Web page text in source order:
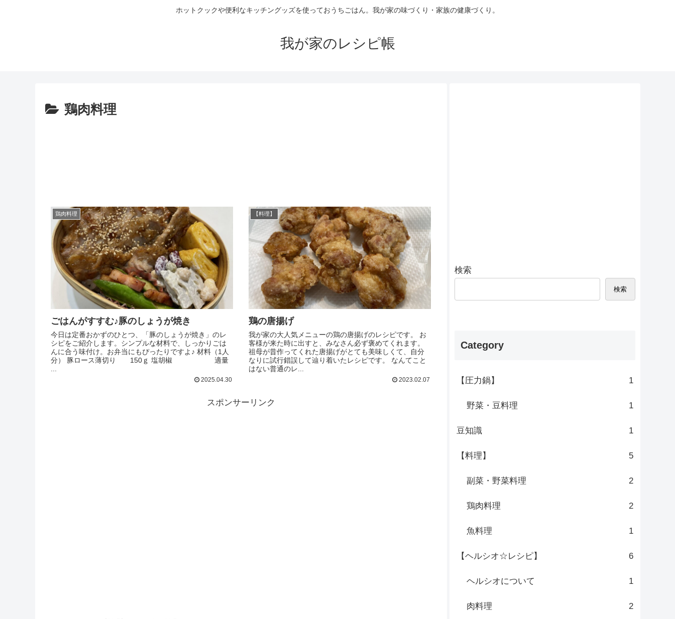
ホットクックや便利なキッチングッズを使っておうちごはん。我が家の味づくり・家族の健康づくり。
我が家のレシピ帳
鶏肉料理
鶏肉料理
ごはんがすすむ♪豚のしょうが焼き
今日は定番おかずのひとつ、「豚のしょうが焼き」のレ
シピをご紹介します。シンプルな材料で、しっかりごは
んに合う味付け。お弁当にもぴったりですよ♪ 材料（1人
分） 豚ロース薄切り 150ｇ 塩胡椒 適量
...
2025.04.30
【料理】
鶏の唐揚げ
我が家の大人気メニューの鶏の唐揚げのレシピです。 お
客様が来た時に出すと、みなさん必ず褒めてくれます。
祖母が昔作ってくれた唐揚げがとても美味しくて、自分
なりに試行錯誤して辿り着いたレシピです。 なんてこと
はない普通のレ...
2023.02.07
スポンサーリンク
検索
検索
Category
【圧力鍋】 1
野菜・豆料理 1
豆知識 1
【料理】 5
副菜・野菜料理 2
鶏肉料理 2
魚料理 1
【ヘルシオ☆レシピ】 6
ヘルシオについて 1
肉料理 2